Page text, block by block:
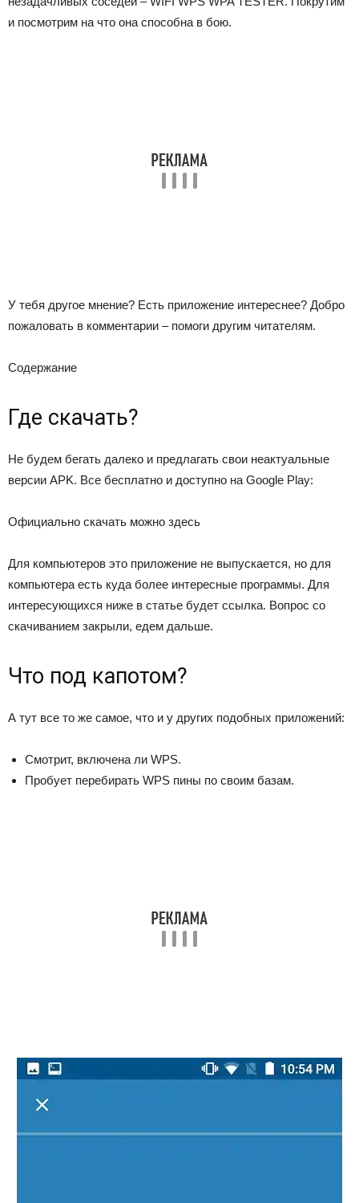
и посмотрим на что она способна в бою.
У тебя другое мнение? Есть приложение интереснее? Добро
пожаловать в комментарии – помоги другим читателям.
Содержание
Где скачать?
Не будем бегать далеко и предлагать свои неактуальные
версии APK. Все бесплатно и доступно на Google Play:
Официально скачать можно здесь
Для компьютеров это приложение не выпускается, но для
компьютера есть куда более интересные программы. Для
интересующихся ниже в статье будет ссылка. Вопрос со
скачиванием закрыли, едем дальше.
Что под капотом?
А тут все то же самое, что и у других подобных приложений:
Смотрит, включена ли WPS.
Пробует перебирать WPS пины по своим базам.